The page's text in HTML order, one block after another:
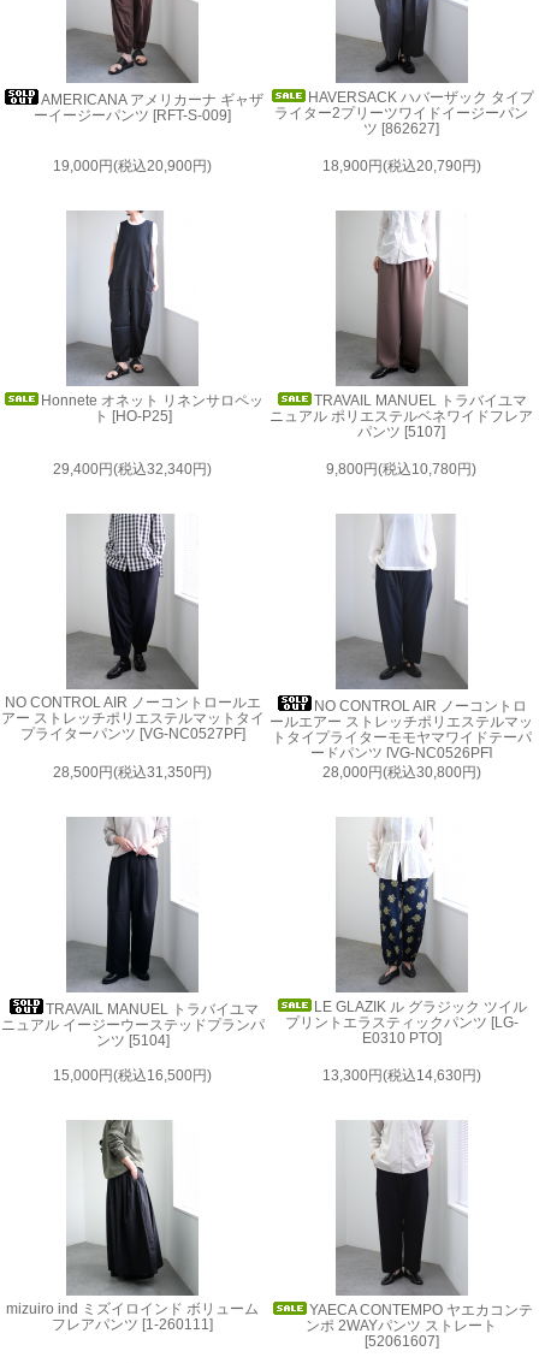
AMERICANA アメリカーナ ギャザ
ーイージーパンツ [RFT-S-009]
19,000円(税込20,900円)
HAVERSACK ハバーザック タイプ
ライター2プリーツワイドイージーパン
ツ [862627]
18,900円(税込20,790円)
Honnete オネット リネンサロペッ
ト [HO-P25]
29,400円(税込32,340円)
TRAVAIL MANUEL トラバイユマ
ニュアル ポリエステルベネワイドフレア
パンツ [5107]
9,800円(税込10,780円)
NO CONTROL AIR ノーコントロールエ
アー ストレッチポリエステルマットタイ
プライターパンツ [VG-NC0527PF]
28,500円(税込31,350円)
NO CONTROL AIR ノーコントロ
ールエアー ストレッチポリエステルマッ
トタイプライターモモヤマワイドテーパ
ードパンツ [VG-NC0526PF]
28,000円(税込30,800円)
TRAVAIL MANUEL トラバイユマ
ニュアル イージーウーステッドプランパ
ンツ [5104]
15,000円(税込16,500円)
LE GLAZIK ル グラジック ツイル
プリントエラスティックパンツ [LG-
E0310 PTO]
13,300円(税込14,630円)
mizuiro ind ミズイロインド ボリューム
フレアパンツ [1-260111]
YAECA CONTEMPO ヤエカコンテ
ンポ 2WAYパンツ ストレート
[52061607]